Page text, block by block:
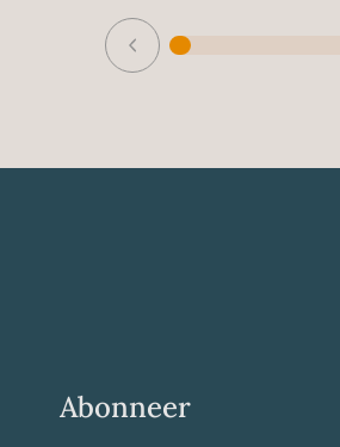
Abonneer